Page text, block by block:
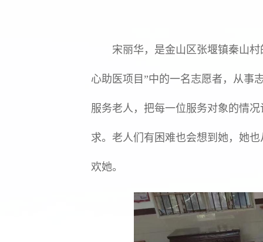
宋丽华，是金山区张堰镇秦山村
心助医项目”中的一名志愿者，从事
服务老人，把每一位服务对象的情
求。老人们有困难也会想到她，她
欢她。